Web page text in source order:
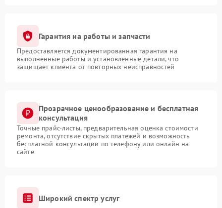
Гарантия на работы и запчасти
Предоставляется документированная гарантия на
выполненные работы и установленные детали, что
защищает клиента от повторных неисправностей
Прозрачное ценообразование и бесплатная
консультация
Точные прайс-листы, предварительная оценка стоимости
ремонта, отсутствие скрытых платежей и возможность
бесплатной консультации по телефону или онлайн на
сайте
Широкий спектр услуг